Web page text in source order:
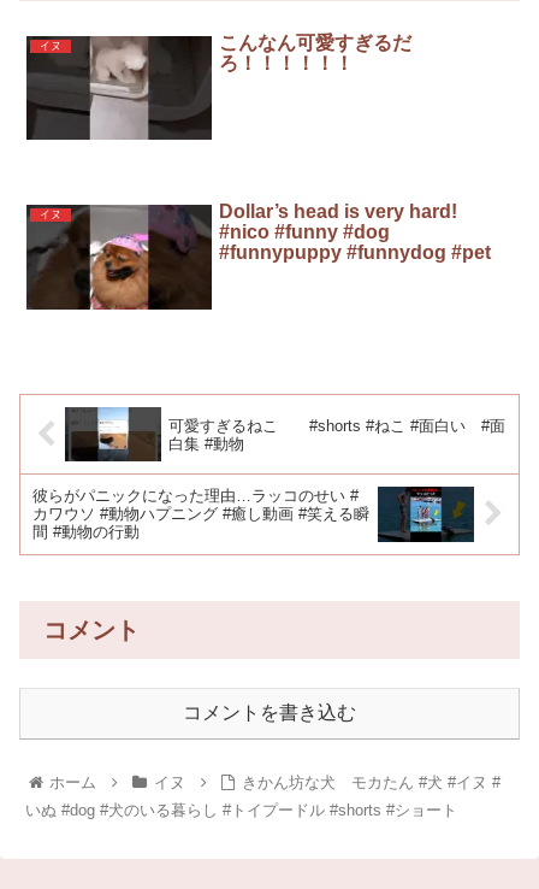
イヌ
こんなん可愛すぎるだ
ろ！！！！！！
イヌ
Dollar’s head is very hard!
#nico #funny #dog
#funnypuppy #funnydog #pet
可愛すぎるねこ #shorts #ねこ #面白い #面
白集 #動物
彼らがパニックになった理由…ラッコのせい #
カワウソ #動物ハプニング #癒し動画 #笑える瞬
間 #動物の行動
コメント
コメントを書き込む
ホーム イヌ
きかん坊な犬 モカたん #犬 #イヌ #
いぬ #dog #犬のいる暮らし #トイプードル #shorts #ショート